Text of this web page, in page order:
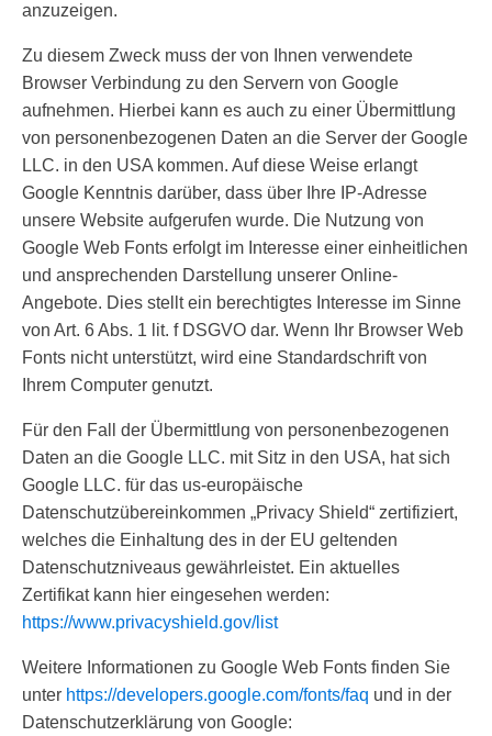
anzuzeigen.
Zu diesem Zweck muss der von Ihnen verwendete
Browser Verbindung zu den Servern von Google
aufnehmen. Hierbei kann es auch zu einer Übermittlung
von personenbezogenen Daten an die Server der Google
LLC. in den USA kommen. Auf diese Weise erlangt
Google Kenntnis darüber, dass über Ihre IP-Adresse
unsere Website aufgerufen wurde. Die Nutzung von
Google Web Fonts erfolgt im Interesse einer einheitlichen
und ansprechenden Darstellung unserer Online-
Angebote. Dies stellt ein berechtigtes Interesse im Sinne
von Art. 6 Abs. 1 lit. f DSGVO dar. Wenn Ihr Browser Web
Fonts nicht unterstützt, wird eine Standardschrift von
Ihrem Computer genutzt.
Für den Fall der Übermittlung von personenbezogenen
Daten an die Google LLC. mit Sitz in den USA, hat sich
Google LLC. für das us-europäische
Datenschutzübereinkommen „Privacy Shield“ zertifiziert,
welches die Einhaltung des in der EU geltenden
Datenschutzniveaus gewährleistet. Ein aktuelles
Zertifikat kann hier eingesehen werden:
https://www.privacyshield.gov/list
Weitere Informationen zu Google Web Fonts finden Sie
unter https://developers.google.com/fonts/faq und in der
Datenschutzerklärung von Google: